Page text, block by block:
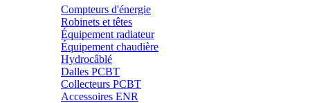
Compteurs d'énergie
Robinets et têtes
Équipement radiateur
Équipement chaudière
Hydrocâblé
Dalles PCBT
Collecteurs PCBT
Accessoires ENR